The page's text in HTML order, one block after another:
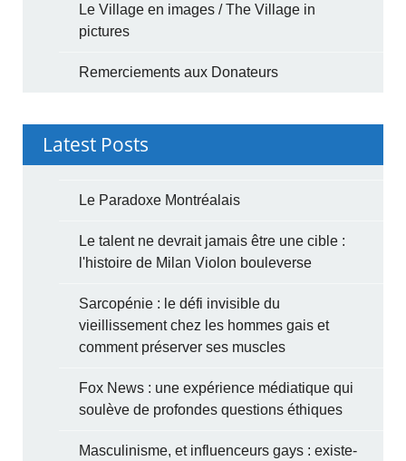
Le Village en images / The Village in
pictures
Remerciements aux Donateurs
Latest Posts
Le Paradoxe Montréalais
Le talent ne devrait jamais être une cible :
l'histoire de Milan Violon bouleverse
Sarcopénie : le défi invisible du
vieillissement chez les hommes gais et
comment préserver ses muscles
Fox News : une expérience médiatique qui
soulève de profondes questions éthiques
Masculinisme, et influenceurs gays : existe-